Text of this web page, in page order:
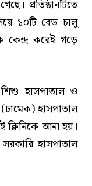
প্রতিষ্ঠানটিতে
১০টি বেড চালু
করেই গড়ে
শিশু হাসপাতাল ও
হাসপাতাল
ক্লিনিকে আনা হয়।
হাসপাতাল